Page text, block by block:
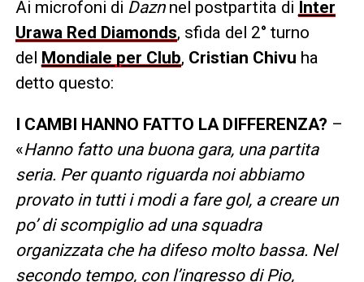
Ai microfoni di Dazn nel postpartita di Inter
Urawa Red Diamonds, sfida del 2° turno
del Mondiale per Club, Cristian Chivu ha
detto questo:
I CAMBI HANNO FATTO LA DIFFERENZA? –
«Hanno fatto una buona gara, una partita
seria. Per quanto riguarda noi abbiamo
provato in tutti i modi a fare gol, a creare un
po’ di scompiglio ad una squadra
organizzata che ha difeso molto bassa. Nel
secondo tempo, con l’ingresso di Pio,